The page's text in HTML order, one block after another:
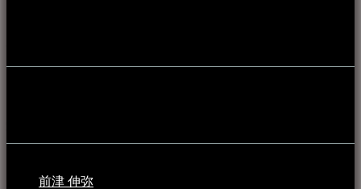
前津 伸弥